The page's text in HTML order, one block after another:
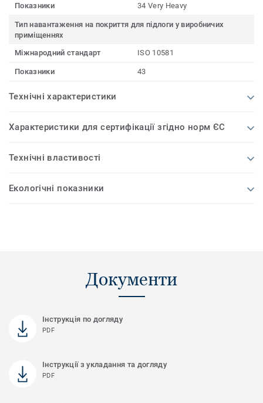
Показники 34 Very Heavy
Тип навантаження на покриття для підлоги у виробничих
приміщеннях
Міжнародний стандарт
ISO 10581
Показники 43
Технічні характеристики
Характеристики для сертифікації згідно норм ЄС
Технічні властивості
Екологічні показники
Документи
Інструкція по догляду
PDF
Інструкції з укладання та догляду
PDF